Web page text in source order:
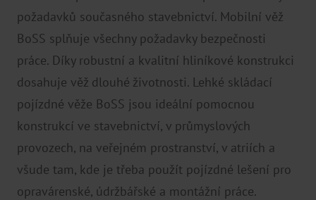
Ostrava
Olomouc
Brno
Praha
Pardubice
Hradec Králové
Distributoři
požadavků současného stavebnictví. Mobilní věž
BoSS splňuje všechny požadavky bezpečnosti
práce. Díky robustní a kvalitní hliníkové konstrukci
dosahuje věž dlouhé životnosti. Lehké skládací
pojízdné věže BoSS jsou ideální pomocnou
konstrukcí ve stavebnictví, v průmyslových
provozech, na veřejném prostranství, v atriích a
všude tam, kde je třeba použít pojízdné lešení pro
opravárenské, údržbářské a montážní práce.